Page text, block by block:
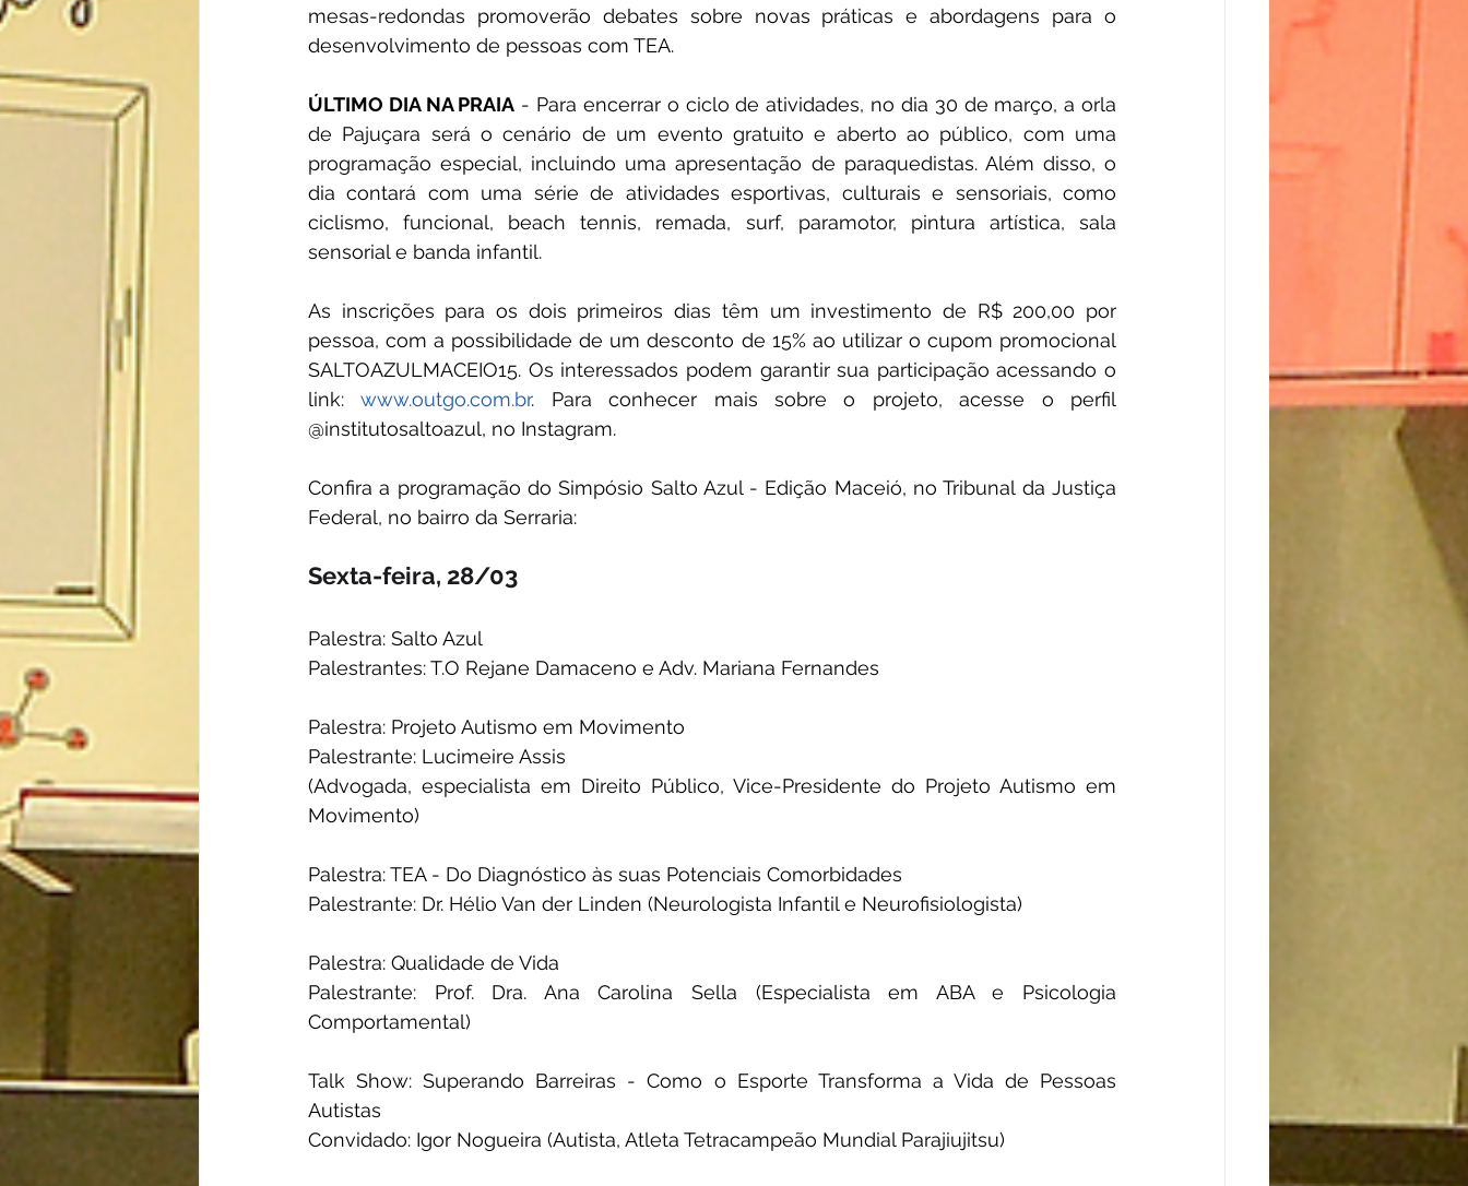
mesas-redondas promoverão debates sobre novas práticas e abordagens para o
desenvolvimento de pessoas com TEA.
ÚLTIMO DIA NA PRAIA - Para encerrar o ciclo de atividades, no dia 30 de março, a orla
de Pajuçara será o cenário de um evento gratuito e aberto ao público, com uma
programação especial, incluindo uma apresentação de paraquedistas. Além disso, o
dia contará com uma série de atividades esportivas, culturais e sensoriais, como
ciclismo, funcional, beach tennis, remada, surf, paramotor, pintura artística, sala
sensorial e banda infantil.
As inscrições para os dois primeiros dias têm um investimento de R$ 200,00 por
pessoa, com a possibilidade de um desconto de 15% ao utilizar o cupom promocional
SALTOAZULMACEIO15. Os interessados podem garantir sua participação acessando o
link: www.outgo.com.br. Para conhecer mais sobre o projeto, acesse o perfil
@institutosaltoazul, no Instagram.
Confira a programação do Simpósio Salto Azul - Edição Maceió, no Tribunal da Justiça
Federal, no bairro da Serraria:
Sexta-feira, 28/03
Palestra: Salto Azul
Palestrantes: T.O Rejane Damaceno e Adv. Mariana Fernandes
Palestra: Projeto Autismo em Movimento
Palestrante: Lucimeire Assis
(Advogada, especialista em Direito Público, Vice-Presidente do Projeto Autismo em
Movimento)
Palestra: TEA - Do Diagnóstico às suas Potenciais Comorbidades
Palestrante: Dr. Hélio Van der Linden (Neurologista Infantil e Neurofisiologista)
Palestra: Qualidade de Vida
Palestrante: Prof. Dra. Ana Carolina Sella (Especialista em ABA e Psicologia
Comportamental)
Talk Show: Superando Barreiras - Como o Esporte Transforma a Vida de Pessoas
Autistas
Convidado: Igor Nogueira (Autista, Atleta Tetracampeão Mundial Parajiujitsu)